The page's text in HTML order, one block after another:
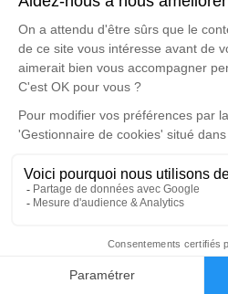
Faire-part
Un service de plantation
ici.
mardi 18 février 2025 à
Eglise de Jarzé de